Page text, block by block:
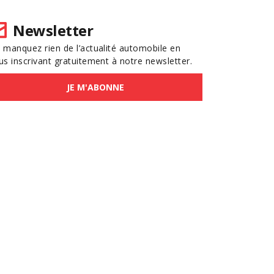
Newsletter
manquez rien de l’actualité automobile en
inscrivant gratuitement à notre newsletter.
JE M'ABONNE